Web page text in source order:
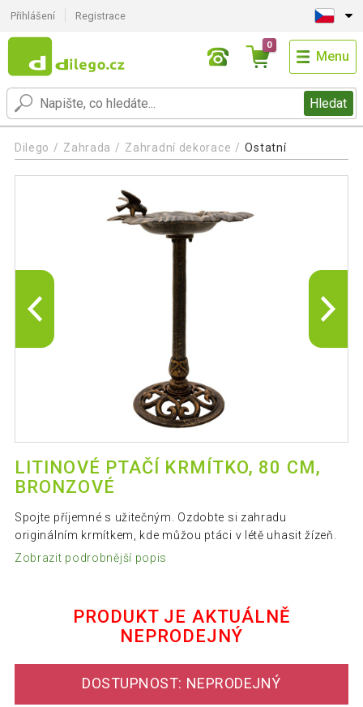
Přihlášení Registrace
Hledat
0
Menu
Dilego Zahrada Zahradní dekorace Ostatní
LITINOVÉ PTAČÍ KRMÍTKO, 80 CM,
BRONZOVÉ
Spojte příjemné s užitečným. Ozdobte si zahradu
originálním krmítkem, kde můžou ptáci v létě uhasit žízeň.
Zobrazit podrobnější popis
PRODUKT JE AKTUÁLNĚ
NEPRODEJNÝ
DOSTUPNOST: NEPRODEJNÝ